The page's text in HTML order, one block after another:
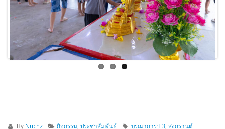
Previous Next
By Nuchz กิจกรรม ,ประชาสัมพันธ์ บูรณาการป.3 ,สงกรานต์